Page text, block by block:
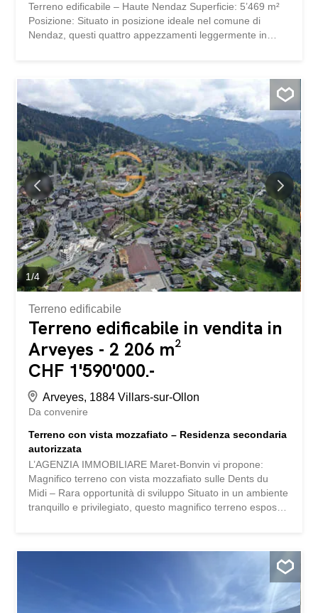
Terreno edificabile – Haute Nendaz Superficie: 5’469 m²
Posizione: Situato in posizione ideale nel comune di
Nendaz, questi quattro appezzamenti leggermente in
/ 1’093 m2 / 1’383 m2 / 1’805 m2 Forma: a mezzaluna
con accesso stradale al centro degli appezzamenti che
facilita l’impostazione delle costruzioni Zona di mayens
con abitazioni individuali * C * H10 e con costruzioni
dirette H10 Punti di forza: Terreno situato in posizione
ideale sulle piste di Haute Nendaz Posizione ricercata e
tranquilla La stazione di Haute Nendaz è collegata al 4
Vallées Contatti: Per maggiori informazioni o per
organizzare una visita, contattatemi al 079/449.11.12
www.lagenceimmo.ch L'AGENCE IMMO Maret-Bonvin
vous propose en exclusivité : Terrain à bâtir – Haute
Nendaz Surface : 5'469 m² Localisation...
1/4
Terreno edificabile
Terreno edificabile in vendita in
Arveyes - 2 206 m²
CHF 1'590'000.-
Arveyes, 1884 Villars-sur-Ollon
Da convenire
Terreno con vista mozzafiato – Residenza secondaria
autorizzata
L’AGENZIA IMMOBILIARE Maret-Bonvin vi propone:
Magnifico terreno con vista mozzafiato sulle Dents du
Midi – Rara opportunità di sviluppo Situato in un ambiente
tranquillo e privilegiato, questo magnifico terreno esposto
al sole per tutta la giornata. Questo terreno unico
progetti immobiliari o residenziali. Tre varianti di sviluppo
possibili: Variante 1 – Edificio in PPE Realizzazione di un